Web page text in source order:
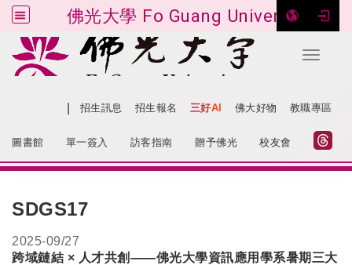
佛光大學 Fo Guang University
Toggle
跳到主要內容
招生訊息 招生報名 三好AI 佛大好物 教職專區
圖書館 單一簽入 訪客指南 贈予佛光 校友會
SDGS17
2025-09/27
跨域鏈結 × 人才共創——佛光大學資訊應用學系暑期三大